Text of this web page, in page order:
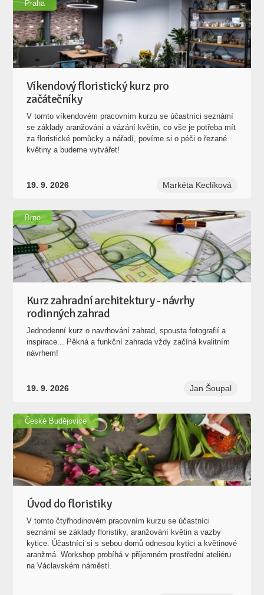
Víkendový floristický kurz pro
začátečníky
V tomto víkendovém pracovním kurzu se účastníci seznámí
se základy aranžování a vázání květin, co vše je potřeba mít
za floristické pomůcky a nářadí, povíme si o péči o řezané
květiny a budeme vytvářet!
19. 9. 2026 Markéta Keclíková
Praha
Kurz zahradní architektury - návrhy
rodinných zahrad
Jednodenní kurz o navrhování zahrad, spousta fotografií a
inspirace... Pěkná a funkční zahrada vždy začíná kvalitním
návrhem!
19. 9. 2026 Jan Šoupal
Brno
Úvod do floristiky
V tomto čtyřhodinovém pracovním kurzu se účastníci
seznámí se základy floristiky, aranžování květin a vazby
kytice. Účastníci si s sebou domů odnesou kytici a květinové
aranžmá. Workshop probíhá v příjemném prostřední ateliéru
na Václavském náměstí.
České Budějovice